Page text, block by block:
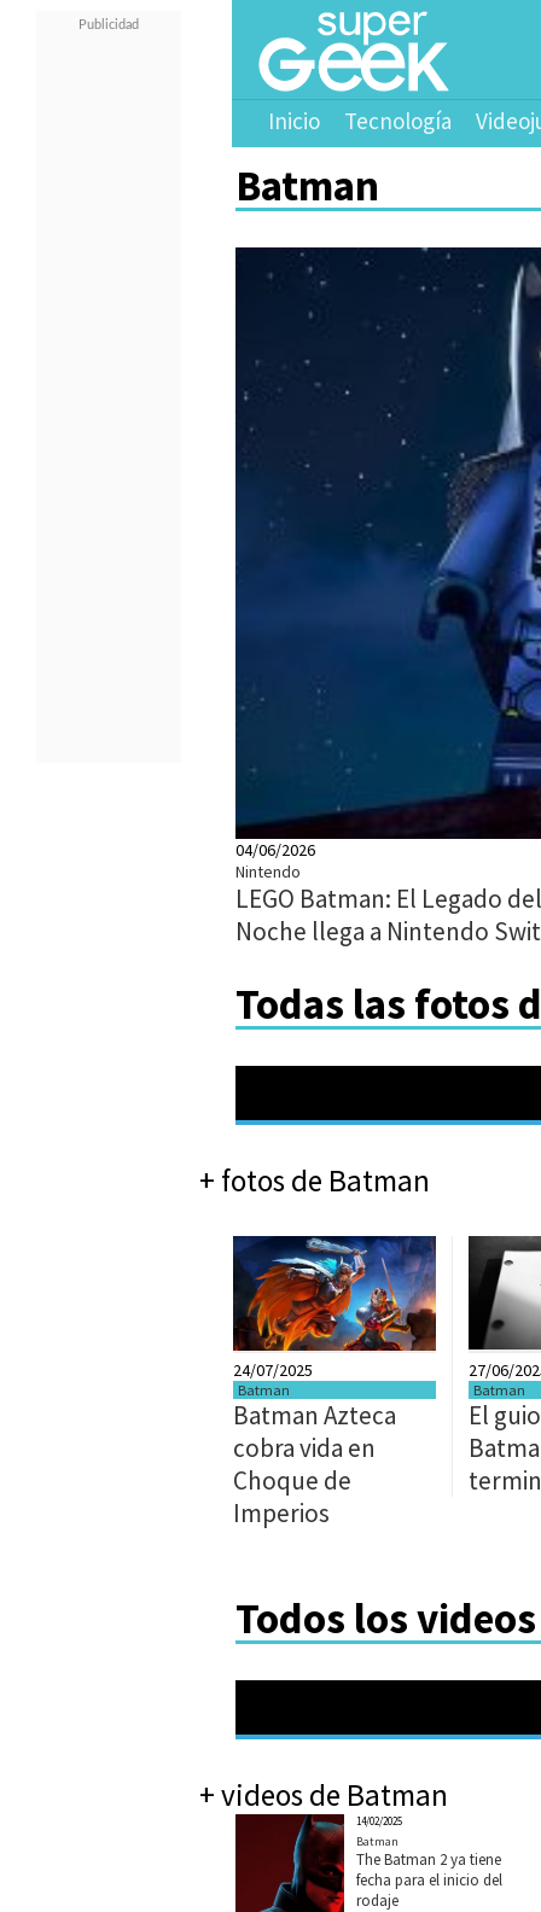
Inicio Tecnología
Batman
04/06/2026
Nintendo
LEGO Batman: El Legado
Noche llega a Nintendo
Todas las fotos
+ fotos de Batman
24/07/2025
Batman
Batman Azteca
cobra vida en
Choque de
Imperios
27/06/
Batman
El
Todos los
+ videos de Batman
14/02/2025
Batman
The Batman 2 ya tiene
fecha para el inicio del
rodaje